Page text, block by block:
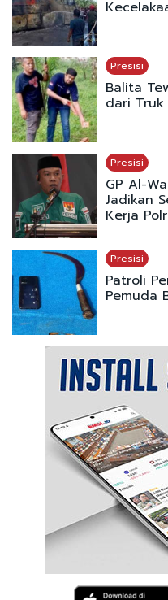
Presisi
Balita
dari
Presisi
GP Al-
Jadikan
Kerja
Presisi
Patroli
Pemuda